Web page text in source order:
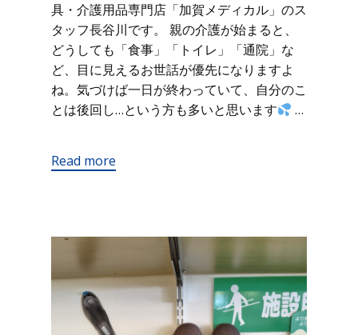
具・介護用品専門店「加賀メディカル」のス
タッフ長谷川です。 親の介護が始まると、
どうしても「食事」「トイレ」「通院」な
ど、目に見えるお世話が優先になりますよ
ね。気づけば一日が終わっていて、自分のこ
とは後回し…という方も多いと思います
…
Read more